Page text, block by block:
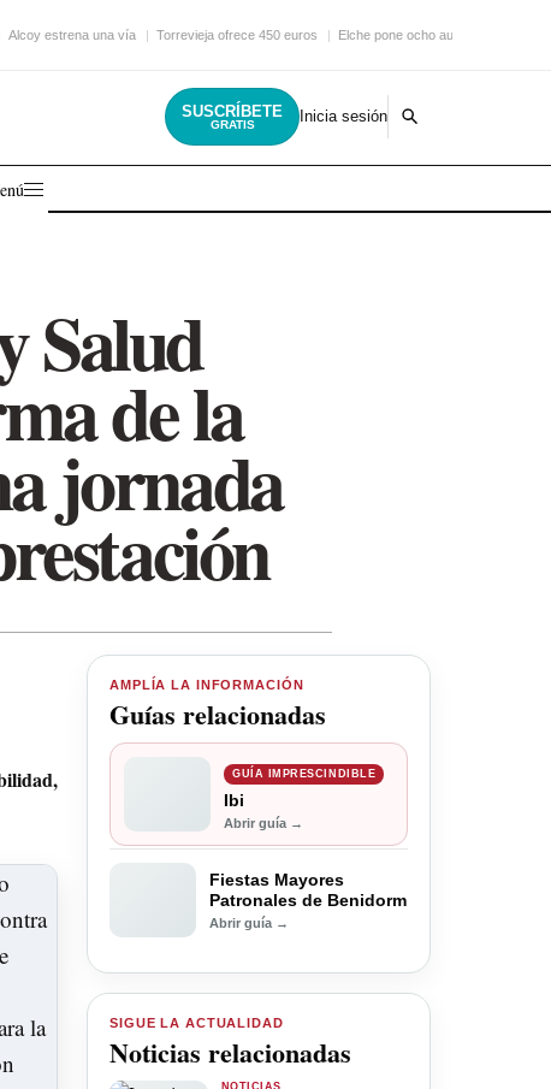
Alcoy estrena una vía Torrevieja ofrece 450 euros Elche pone ocho autobuses
SUSCRÍBETE
GRATIS Inicia sesión
Salud
de la
jornada
AMPLÍA LA INFORMACIÓN
Guías relacionadas
GUÍA IMPRESCINDIBLE
Ibi
Abrir guía →
Fiestas Mayores
Patronales de Benidorm
Abrir guía →
SIGUE LA ACTUALIDAD
Noticias relacionadas
NOTICIAS